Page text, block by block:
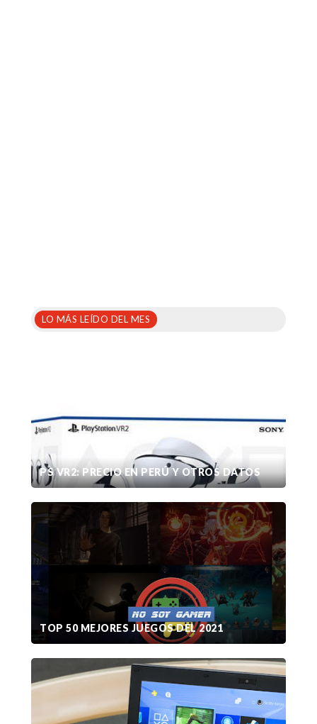
LO MÁS LEÍDO DEL MES
PS VR2: PRECIO EN PERÚ Y OTROS DATOS
TOP 50 MEJORES JUEGOS DEL 2021